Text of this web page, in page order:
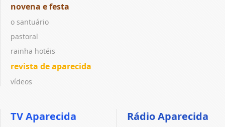
novena e festa
o santuário
pastoral
rainha hotéis
revista de aparecida
vídeos
TV Aparecida Rádio Aparecida